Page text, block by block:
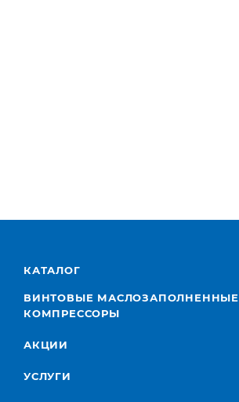
КАТАЛОГ
ВИНТОВЫЕ МАСЛОЗАПОЛНЕННЫЕ
КОМПРЕССОРЫ
АКЦИИ
УСЛУГИ